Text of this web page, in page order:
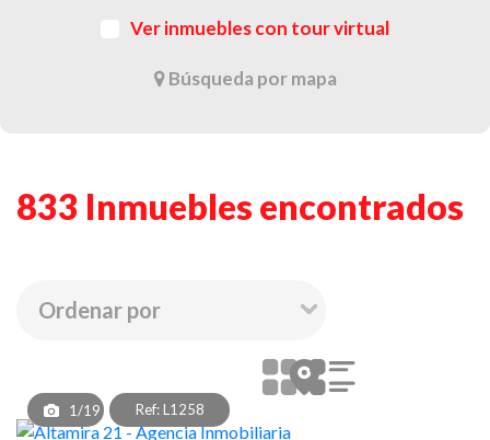
Ver inmuebles con tour virtual
Búsqueda por mapa
833 Inmuebles encontrados
1/19 Ref: L1258